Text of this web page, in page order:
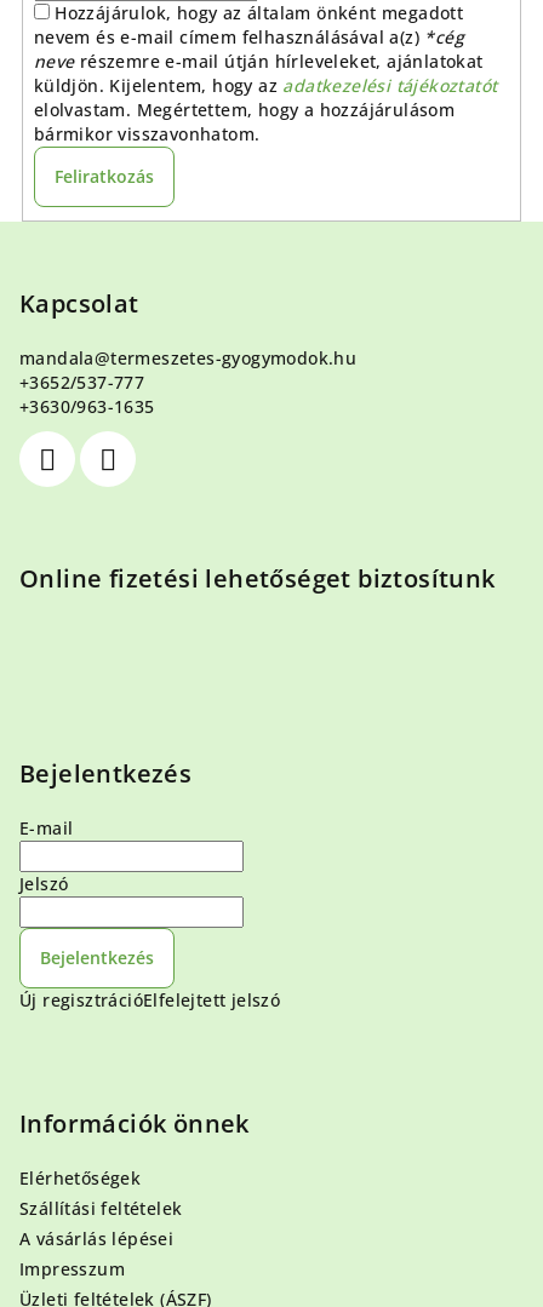
Hozzájárulok, hogy az általam önként megadott
nevem és e-mail címem felhasználásával a(z) *cég
neverészemre e-mail útján hírleveleket, ajánlatokat
küldjön. Kijelentem, hogy az adatkezelési tájékoztatót
elolvastam. Megértettem, hogy a hozzájárulásom
bármikor visszavonhatom.
Feliratkozás
Kapcsolat
mandala@termeszetes-gyogymodok.hu
+3652/537-777
+3630/963-1635
Online fizetési lehetőséget biztosítunk
Bejelentkezés
E-mail
Jelszó
Bejelentkezés
Új regisztrációElfelejtett jelszó
Információk önnek
Elérhetőségek
Szállítási feltételek
A vásárlás lépései
Impresszum
Üzleti feltételek (ÁSZF)